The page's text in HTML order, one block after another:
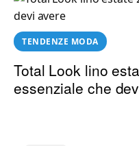
TENDENZE MODA
Total Look lino
essenziale che